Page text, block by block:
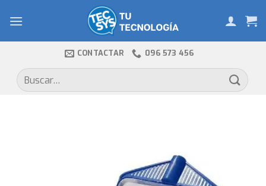
CONTACTAR 096 573 456
Buscar
por: